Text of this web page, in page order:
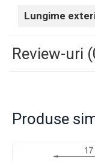
Curele trapezoidale
Curele clasice dintate
Ulei transmisie
Ulei servodirectie
Lungime
Review-uri
Produse